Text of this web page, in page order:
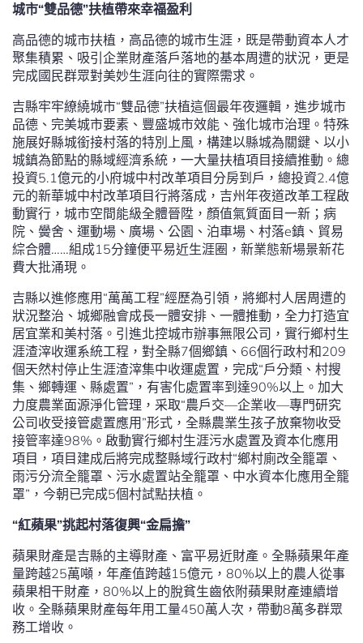
城市“雙品德”扶植帶來幸福盈利
高品德的城市扶植，高品德的城市生涯，既是帶動資本人才
聚集積累、吸引企業財產落戶落地的基本周遭的狀況，更是
完成國民群眾對美妙生涯向往的實際需求。
吉縣牢牢繚繞城市“雙品德”扶植這個最年夜邏輯，進步城市
品德、完美城市要素、豐盛城市效能、強化城市治理。特殊
施展好縣城銜接村落的特別上風，構建以縣城為關鍵、以小
城鎮為節點的縣域經濟系統，一大量扶植項目接續推動。總
投資5.1億元的小府城中村改革項目分房到戶，總投資2.4億
元的新華城中村改革項目行將落成，吉州年夜道改革工程啟
動實行，城市空間能級全體晉陞，顏值氣質面目一新；病
院、黌舍、運動場、廣場、公園、泊車場、村落e鎮、貿易
綜合體……組成15分鐘便平易近生涯圈，新業態新場景新花
費大批涌現。
吉縣以進修應用“萬萬工程”經歷為引領，將鄉村人居周遭的
狀況整治、城鄉融會成長一體安排、一體推動，全力打造宜
居宜業和美村落。引進北控城市辦事無限公司，實行鄉村生
涯渣滓收運系統工程，對全縣7個鄉鎮、66個行政村和209
個天然村停止生涯渣滓集中收運處置，完成“戶分類、村搜
集、鄉轉運、縣處置”，有害化處置率到達90%以上。加大
力度農業面源淨化管理，采取“農戶交—企業收—專門研究
公司收受接管處置應用”形式，全縣農業生孩子放棄物收受
接管率達98%。啟動實行鄉村生涯污水處置及資本化應用
項目，項目建成后將完成整縣域行政村“鄉村廁改全籠罩、
雨污分流全籠罩、污水處置站全籠罩、中水資本化應用全籠
罩”，今朝已完成5個村試點扶植。
“紅蘋果”挑起村落復興“金扁擔”
蘋果財產是吉縣的主導財產、富平易近財產。全縣蘋果年產
量跨越25萬噸，年產值跨越15億元，80%以上的農人從事
蘋果相干財產，80%以上的脫貧生齒依附蘋果財產連續增
收。全縣蘋果財產每年用工量450萬人次，帶動8萬多群眾
務工增收。